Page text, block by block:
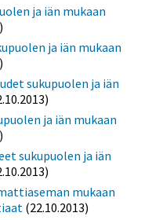
ja iän mukaan
ja iän mukaan
sukupuolen ja iän
ja iän mukaan
sukupuolen ja iän
mukaan
(22.10.2013)